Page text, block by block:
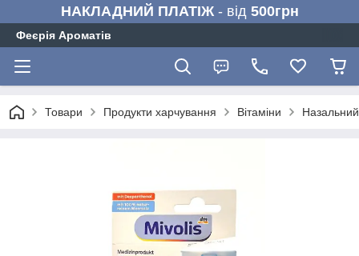
НАКЛАДНИЙ ПЛАТІЖ- від 500грн
Феєрія Ароматів
Товари Продукти харчування Вітаміни